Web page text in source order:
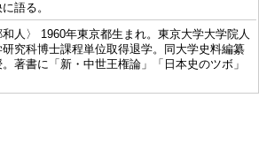
語る。
和人〉 1960年東京都生まれ。東京大学大学院人
研究科博士課程単位取得退学。同大学史料編纂
。著書に「新・中世王権論」「日本史のツボ」